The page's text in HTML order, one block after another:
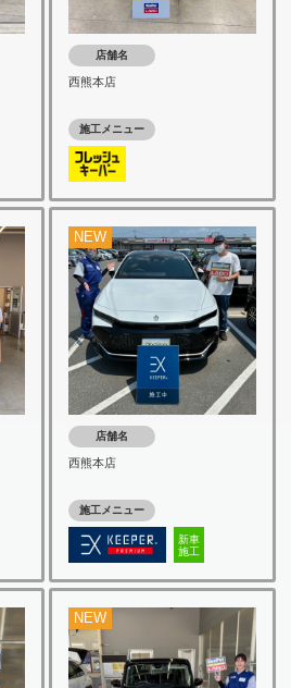
店舗名
西熊本店
施工メニュー
NEW
店舗名
西熊本店
施工メニュー
新車
施工
NEW